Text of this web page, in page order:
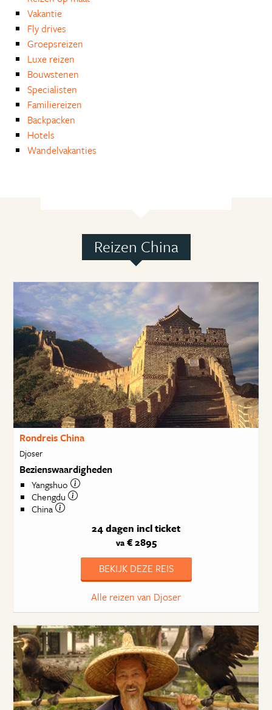
Vakantie
Fly drives
Groepsreizen
Luxe reizen
Bouwstenen
Specialisten
Familiereizen
Backpacken
Hotels
Wandelvakanties
Reizen China
Rondreis China
Djoser
Bezienswaardigheden
Yangshuo
Chengdu
China
24 dagen incl ticket
va€ 2895
BEKIJK DEZE REIS
Alle reizen van Djoser